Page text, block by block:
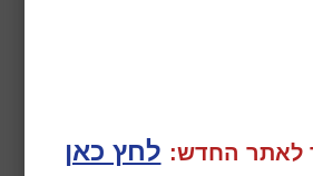
לאתר החדש: לחץ כאן